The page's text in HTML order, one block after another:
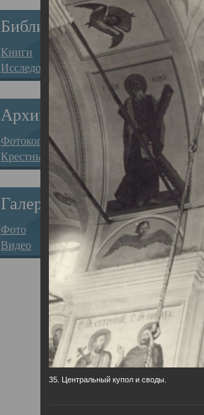
Библиотека
Книги
Исследования
Архив
Фотокопии дел
Крестные ходы
Галерея
Фото
Видео
35. Центральный купол и своды.